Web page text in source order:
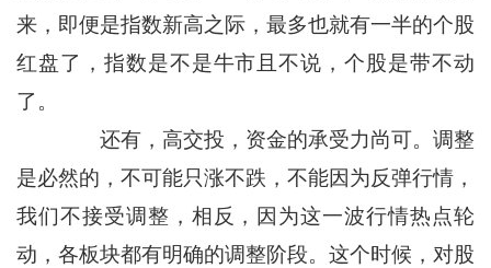
来，即便是指数新高之际，最多也就有一半的个股
红盘了，指数是不是牛市且不说，个股是带不动
了。
还有，高交投，资金的承受力尚可。调整
是必然的，不可能只涨不跌，不能因为反弹行情，
我们不接受调整，相反，因为这一波行情热点轮
动，各板块都有明确的调整阶段。这个时候，对股